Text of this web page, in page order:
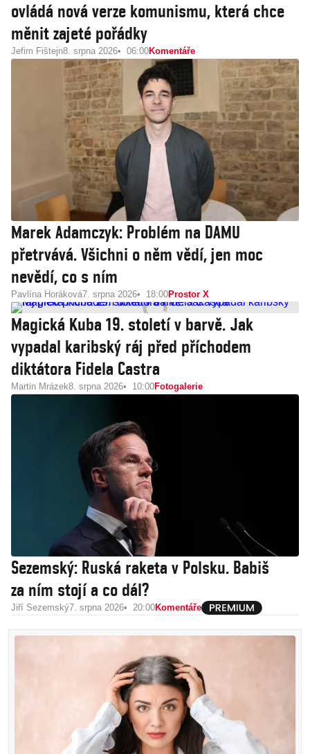
ovládá nová verze komunismu, která chce
měnit zajeté pořádky
Jefim Fištejn8. srpna 2026 06:00Komentáře
Marek Adamczyk: Problém na DAMU
přetrvává. Všichni o něm vědí, jen moc
nevědí, co s ním
Pavlína Horáková7. srpna 2026 18:00Prostor X
Magická Kuba 19. století v barvě. Jak
vypadal karibský ráj před příchodem
diktátora Fidela Castra
Martin Mrázek8. srpna 2026 10:00Fotogalerie
Sezemský: Ruská raketa v Polsku. Babiš
za ním stojí a co dál?
Jiří Sezemský7. srpna 2026 20:00Komentáře